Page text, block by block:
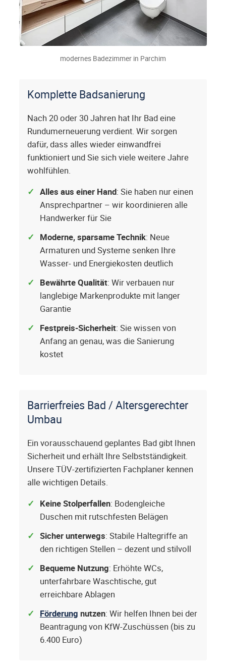
modernes Badezimmer in Parchim
Komplette Badsanierung
Nach 20 oder 30 Jahren hat Ihr Bad eine
Rundumerneuerung verdient. Wir sorgen
dafür, dass alles wieder einwandfrei
funktioniert und Sie sich viele weitere Jahre
wohlfühlen.
Alles aus einer Hand: Sie haben nur einen
Ansprechpartner – wir koordinieren alle
Handwerker für Sie
Moderne, sparsame Technik: Neue
Armaturen und Systeme senken Ihre
Wasser- und Energiekosten deutlich
Bewährte Qualität: Wir verbauen nur
langlebige Markenprodukte mit langer
Garantie
Festpreis-Sicherheit: Sie wissen von
Anfang an genau, was die Sanierung
kostet
Barrierfreies Bad / Altersgerechter
Umbau
Ein vorausschauend geplantes Bad gibt Ihnen
Sicherheit und erhält Ihre Selbstständigkeit.
Unsere TÜV-zertifizierten Fachplaner kennen
alle wichtigen Details.
Keine Stolperfallen: Bodengleiche
Duschen mit rutschfesten Belägen
Sicher unterwegs: Stabile Haltegriffe an
den richtigen Stellen – dezent und stilvoll
Bequeme Nutzung: Erhöhte WCs,
unterfahrbare Waschtische, gut
erreichbare Ablagen
Förderung nutzen: Wir helfen Ihnen bei der
Beantragung von KfW-Zuschüssen (bis zu
6.400 Euro)